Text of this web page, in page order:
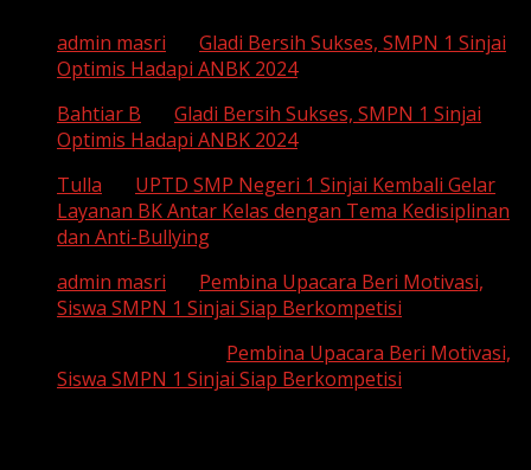
admin masri
Gladi Bersih Sukses, SMPN 1 Sinjai
Optimis Hadapi ANBK 2024
Bahtiar B
Gladi Bersih Sukses, SMPN 1 Sinjai
Optimis Hadapi ANBK 2024
Tulla
UPTD SMP Negeri 1 Sinjai Kembali Gelar
Layanan BK Antar Kelas dengan Tema Kedisiplinan
dan Anti-Bullying
admin masri
Pembina Upacara Beri Motivasi,
Siswa SMPN 1 Sinjai Siap Berkompetisi
Pembina Upacara Beri Motivasi,
Siswa SMPN 1 Sinjai Siap Berkompetisi